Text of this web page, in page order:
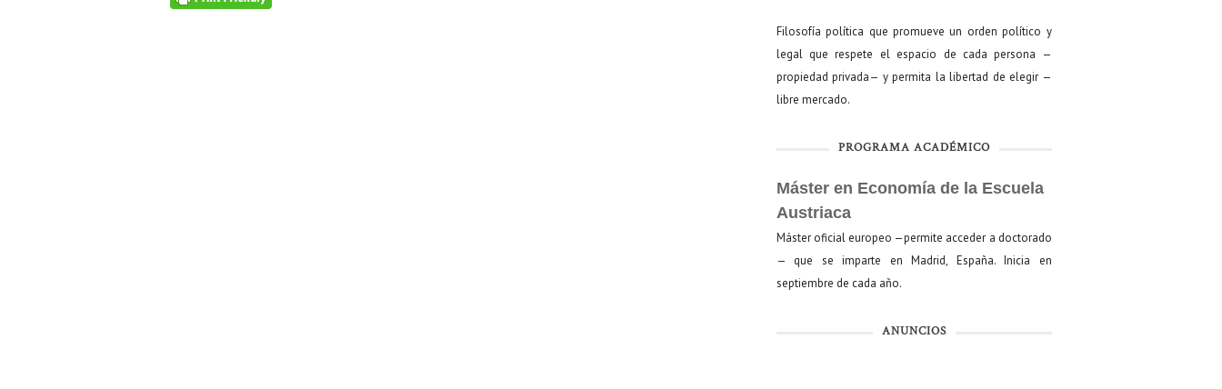
Filosofía política que promueve un orden político y
legal que respete el espacio de cada persona —
propiedad privada— y permita la libertad de elegir —
libre mercado.
PROGRAMA ACADÉMICO
Máster en Economía de la Escuela
Austriaca
Máster oficial europeo —permite acceder a doctorado
— que se imparte en Madrid, España. Inicia en
septiembre de cada año.
ANUNCIOS